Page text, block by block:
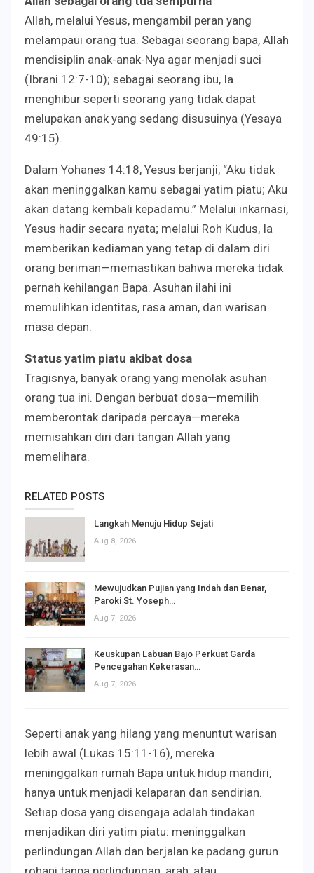
Allah, melalui Yesus, mengambil peran yang
melampaui orang tua. Sebagai seorang bapa, Allah
mendisiplin anak-anak-Nya agar menjadi suci
(Ibrani 12:7-10); sebagai seorang ibu, Ia
menghibur seperti seorang yang tidak dapat
melupakan anak yang sedang disusuinya (Yesaya
49:15).
Dalam Yohanes 14:18, Yesus berjanji, “Aku tidak
akan meninggalkan kamu sebagai yatim piatu; Aku
akan datang kembali kepadamu.” Melalui inkarnasi,
Yesus hadir secara nyata; melalui Roh Kudus, Ia
memberikan kediaman yang tetap di dalam diri
orang beriman—memastikan bahwa mereka tidak
pernah kehilangan Bapa. Asuhan ilahi ini
memulihkan identitas, rasa aman, dan warisan
masa depan.
Status yatim piatu akibat dosa
Tragisnya, banyak orang yang menolak asuhan
orang tua ini. Dengan berbuat dosa—memilih
memberontak daripada percaya—mereka
memisahkan diri dari tangan Allah yang
memelihara.
RELATED POSTS
Langkah Menuju Hidup Sejati
Aug 8, 2026
Mewujudkan Pujian yang Indah dan Benar,
Paroki St. Yoseph…
Aug 7, 2026
Keuskupan Labuan Bajo Perkuat Garda
Pencegahan Kekerasan…
Aug 7, 2026
Seperti anak yang hilang yang menuntut warisan
lebih awal (Lukas 15:11-16), mereka
meninggalkan rumah Bapa untuk hidup mandiri,
hanya untuk menjadi kelaparan dan sendirian.
Setiap dosa yang disengaja adalah tindakan
menjadikan diri yatim piatu: meninggalkan
perlindungan Allah dan berjalan ke padang gurun